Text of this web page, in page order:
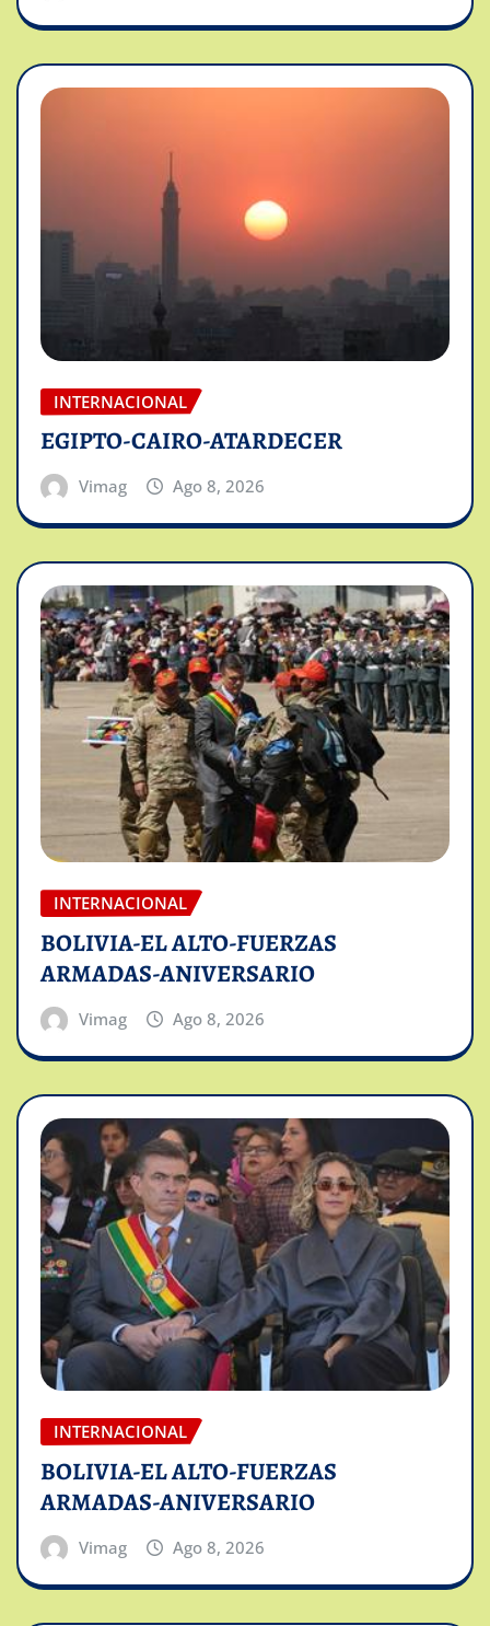
INTERNACIONAL
EGIPTO-CAIRO-ATARDECER
Vimag Ago 8, 2026
INTERNACIONAL
BOLIVIA-EL ALTO-FUERZAS
ARMADAS-ANIVERSARIO
Vimag Ago 8, 2026
INTERNACIONAL
BOLIVIA-EL ALTO-FUERZAS
ARMADAS-ANIVERSARIO
Vimag Ago 8, 2026